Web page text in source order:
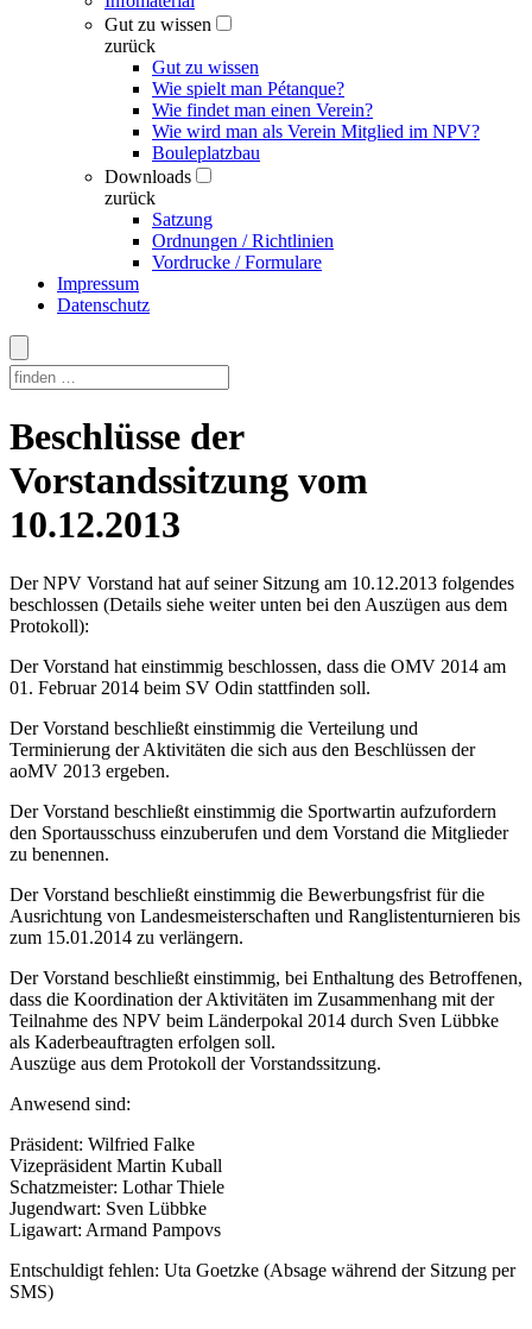
Gut zu wissen
zurück
Gut zu wissen
Wie spielt man Pétanque?
Wie findet man einen Verein?
Wie wird man als Verein Mitglied im NPV?
Bouleplatzbau
Downloads
zurück
Satzung
Ordnungen / Richtlinien
Vordrucke / Formulare
Impressum
Datenschutz
Skip
to
content
Beschlüsse der
Vorstandssitzung vom
10.12.2013
Der NPV Vorstand hat auf seiner Sitzung am 10.12.2013 folgendes
beschlossen (Details siehe weiter unten bei den Auszügen aus dem
Protokoll):
Der Vorstand hat einstimmig beschlossen, dass die OMV 2014 am
01. Februar 2014 beim SV Odin stattfinden soll.
Der Vorstand beschließt einstimmig die Verteilung und
Terminierung der Aktivitäten die sich aus den Beschlüssen der
aoMV 2013 ergeben.
Der Vorstand beschließt einstimmig die Sportwartin aufzufordern
den Sportausschuss einzuberufen und dem Vorstand die Mitglieder
zu benennen.
Der Vorstand beschließt einstimmig die Bewerbungsfrist für die
Ausrichtung von Landesmeisterschaften und Ranglistenturnieren bis
zum 15.01.2014 zu verlängern.
Der Vorstand beschließt einstimmig, bei Enthaltung des Betroffenen,
dass die Koordination der Aktivitäten im Zusammenhang mit der
Teilnahme des NPV beim Länderpokal 2014 durch Sven Lübbke
als Kaderbeauftragten erfolgen soll.
Auszüge aus dem Protokoll der Vorstandssitzung.
Anwesend sind:
Präsident: Wilfried Falke
Vizepräsident Martin Kuball
Schatzmeister: Lothar Thiele
Jugendwart: Sven Lübbke
Ligawart: Armand Pampovs
Entschuldigt fehlen: Uta Goetzke (Absage während der Sitzung per
SMS)